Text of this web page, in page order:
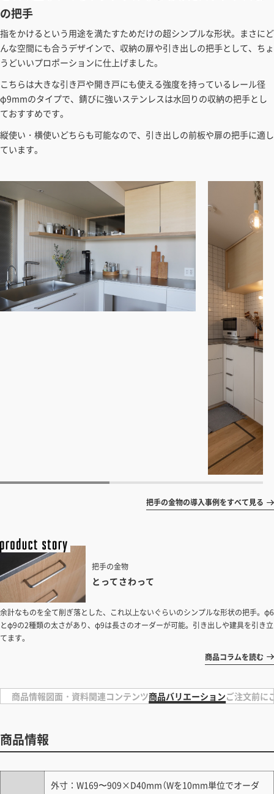
け先種別・都道府県を選択すると、送料を含んだ合計金額を確認する
ことができます。お見積り書の出力も可能です。
見積もりガイドはこちら
の把手
指をかけるという用途を満たすためだけの超シンプルな形状。まさにど
んな空間にも合うデザインで、収納の扉や引き出しの把手として、ちょ
うどいいプロポーションに仕上げました。
こちらは大きな引き戸や開き戸にも使える強度を持っているレール径
φ9mmのタイプで、錆びに強いステンレスは水回りの収納の把手とし
ておすすめです。
縦使い・横使いどちらも可能なので、引き出しの前板や扉の把手に適し
ています。
把手の金物の導入事例をすべて見る
把手の金物
とってさわって
余計なものを全て削ぎ落とした、これ以上ないぐらいのシンプルな形状の把手。φ6
とφ9の2種類の太さがあり、φ9は長さのオーダーが可能。引き出しや建具を引き立
てます。
商品コラムを読む
商品情報図面・資料関連コンテンツ商品バリエーションご注文前に
商品情報
外寸：W169〜909×D40mm（Wを10mm単位でオーダ